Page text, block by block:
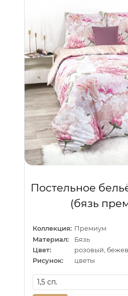
Постельное
(бязь
Коллекция: Премиум
Материал:
Бязь
Цвет:
розовый,
Рисунок:
цветы